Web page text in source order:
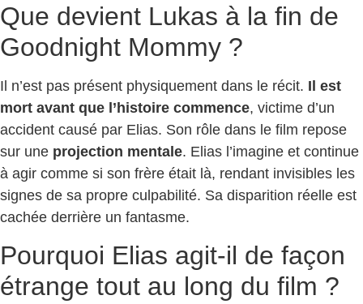
Que devient Lukas à la fin de
Goodnight Mommy ?
Il n’est pas présent physiquement dans le récit. Il est
mort avant que l’histoire commence, victime d’un
accident causé par Elias. Son rôle dans le film repose
sur une projection mentale. Elias l’imagine et continue
à agir comme si son frère était là, rendant invisibles les
signes de sa propre culpabilité. Sa disparition réelle est
cachée derrière un fantasme.
Pourquoi Elias agit-il de façon
étrange tout au long du film ?